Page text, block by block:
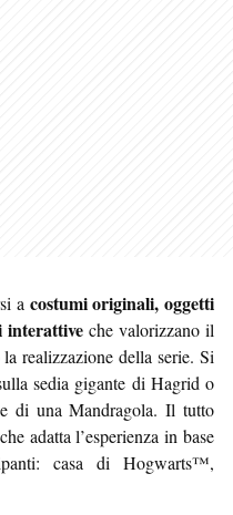
a costumi originali, oggetti
interattiveche valorizzano il
realizzazione della serie. Si
sedia gigante di Hagrid o
di una Mandragola. Il tutto
adatta l’esperienza in base
casa di Hogwarts™,